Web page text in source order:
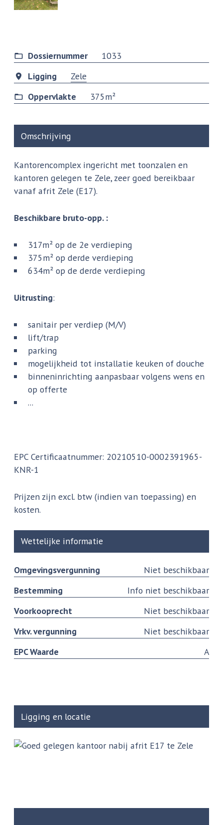
Dossiernummer
1033
Ligging
Zele
Oppervlakte
375m²
Omschrijving
Kantorencomplex ingericht met toonzalen en
kantoren gelegen te Zele, zeer goed bereikbaar
vanaf afrit Zele (E17).
Beschikbare bruto-opp. :
317m² op de 2e verdieping
375m² op derde verdieping
634m² op de derde verdieping
Uitrusting:
sanitair per verdiep (M/V)
lift/trap
parking
mogelijkheid tot installatie keuken of douche
binneninrichting aanpasbaar volgens wens en
op offerte
...
EPC Certificaatnummer: 20210510-0002391965-
KNR-1
Prijzen zijn excl. btw (indien van toepassing) en
kosten.
Wettelijke informatie
Omgevingsvergunning
Niet beschikbaar
Bestemming
Info niet beschikbaar
Voorkooprecht
Niet beschikbaar
Vrkv. vergunning
Niet beschikbaar
EPC Waarde
A
Ligging en locatie